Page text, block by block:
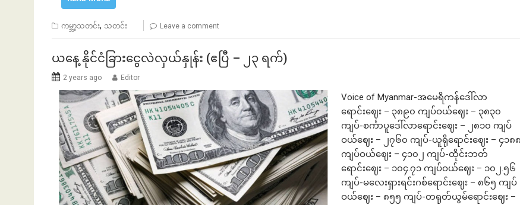
ကမ္ဘာ့သတင်း, သတင်း Leave a comment
ယနေ့ နိုင်ငံခြားငွေလဲလှယ်နှုန်း (ဧပြီ – ၂၃ ရက်)
2 years ago Editor
Voice of Myanmar-အမေရိကန်ဒေါ်လာ
ရောင်းဈေး – ၃၈၉၀ ကျပ်ဝယ်ဈေး – ၃၈၃၀
ကျပ်-စင်္ကာပူဒေါ်လာရောင်းဈေး – ၂၈၁၀ ကျပ်
ဝယ်ဈေး – ၂၇၆၀ ကျပ်-ယူရိုရောင်းဈေး – ၄၁၈၈
ကျပ်ဝယ်ဈေး – ၄၁၀၂ ကျပ်-ထိုင်းဘတ်
ရောင်းဈေး – ၁၀၄.၇၁ ကျပ်ဝယ်ဈေး – ၁၀၂.၅၆
ကျပ်-မလေးရှားရင်းဂစ်ရောင်းဈေး – ၈၆၅ ကျပ်
ဝယ်ဈေး – ၈၅၅ ကျပ်-တရုတ်ယွမ်ရောင်းဈေး –